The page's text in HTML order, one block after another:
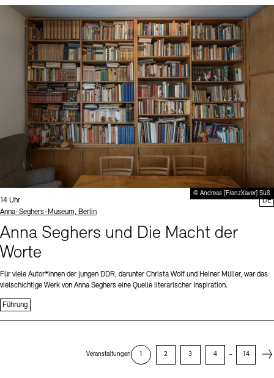
© Andreas [FranzXaver] Süß
Uhrzeit:
14 Uhr
Standort
Anna-Seghers-Museum, Berlin
Anna Seghers und Die Macht der
Worte
Für viele Autor*innen der jungen DDR, darunter Christa Wolf und Heiner Müller, war das
vielschichtige Werk von Anna Seghers eine Quelle literarischer Inspiration.
Führung
DE
Veranstaltungen 1 2 3 4 – 14